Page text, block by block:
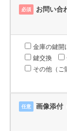
必須 お問い合
金庫の鍵開
鍵交換
その他（ご
任意 画像添付